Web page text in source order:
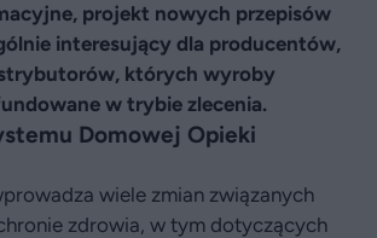
projekt nowych przepisów
interesujący dla producentów,
których wyroby
w trybie zlecenia.
Domowej Opieki
wiele zmian związanych
zdrowia, w tym dotyczących